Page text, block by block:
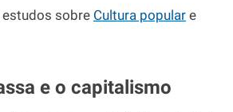
sobre Cultura popular e
e o capitalismo